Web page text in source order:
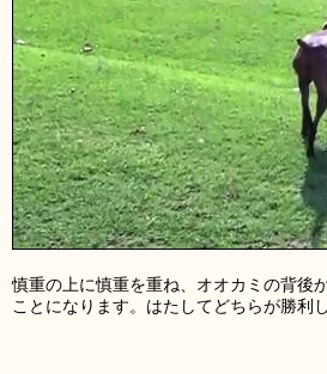
慎重の上に慎重を重ね、オオカミの背後
ことになります。はたしてどちらが勝利